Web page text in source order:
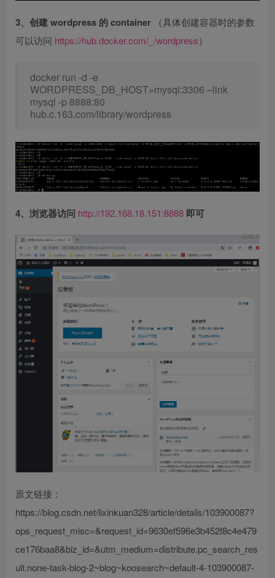
3、创建 wordpress 的 container
（具体创建容器时的参数
可以访问 https://hub.docker.com/_/wordpress）
docker run -d -e
WORDPRESS_DB_HOST=mysql:3306 –link
mysql -p 8888:80
hub.c.163.com/library/wordpress
4、浏览器访问 http://192.168.18.151:8888 即可
原文链接：
https://blog.csdn.net/lixinkuan328/article/details/103900087?
ops_request_misc=&request_id=9630ef596e3b452f8c4e479
ce176baa8&biz_id=&utm_medium=distribute.pc_search_res
ult.none-task-blog-2~blog~koosearch~default-4-103900087-